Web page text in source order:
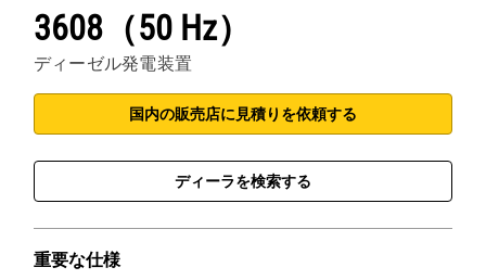
3608（50 Hz）
ディーゼル発電装置
国内の販売店に見積りを依頼する
ディーラを検索する
重要な仕様